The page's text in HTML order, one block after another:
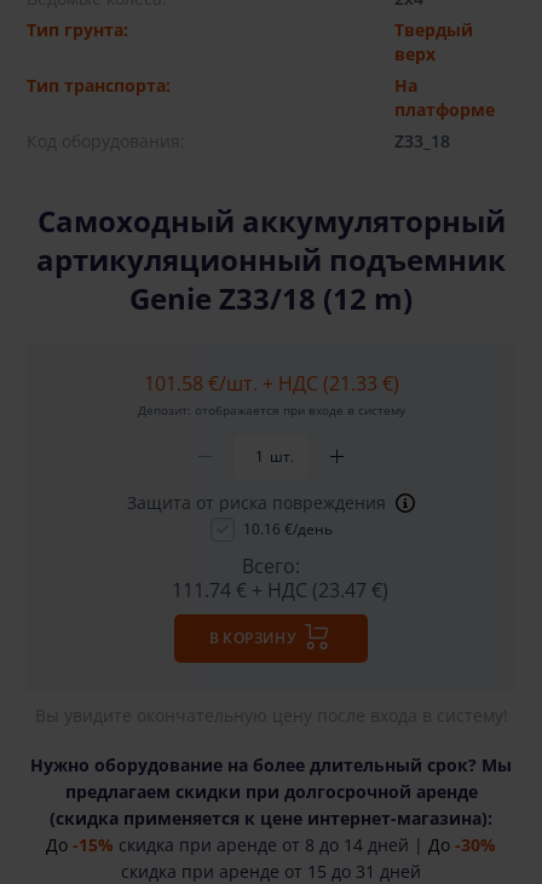
Тип грунта:
Твердый
верх
Тип транспорта:
На
платформе
Код оборудования:
Z33_18
Самоходный аккумуляторный
артикуляционный подъемник
Genie Z33/18 (12 m)
101.58 €/шт. + НДС (21.33 €)
Депозит: отображается при входе в систему
шт.
Защита от риска повреждения
10.16 €/день
Всего:
111.74 € + НДС (23.47 €)
В КОРЗИНУ
Вы увидите окончательную цену после входа в систему!
Нужно оборудование на более длительный срок? Мы
предлагаем скидки при долгосрочной аренде
(cкидка применяется к цене интернет-магазина):
До -15% скидка при аренде от 8 до 14 дней | До -30%
скидка при аренде от 15 до 31 дней